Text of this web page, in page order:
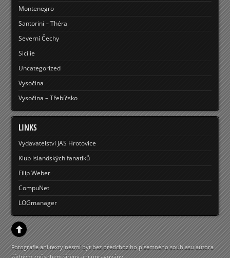
Montenegro
Santorini – Théra
Severní Čechy
Sicílie
Uncategorized
Vysočina
Vysočina – Třebíčsko
LINKS
Vydavatelství JAS Hrotovice
Klub islandských fanatiků
Filip Weber
CompuNet
LOGmanager
Fotografie ani texty nesmí být bez předchozího písemného souhlasu autora